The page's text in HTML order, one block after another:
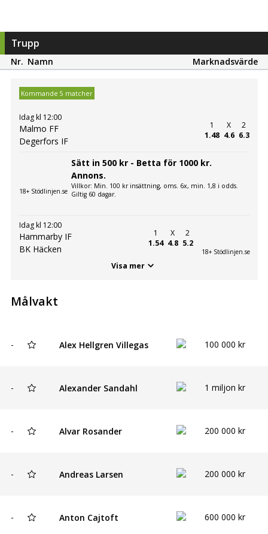
Trupp
Nr. Namn Marknadsvärde
Kommande 5 matcher
Idag kl 12:00
Malmo FF
Degerfors IF
1
1.48
X
4.6
2
6.3
18+ Stödlinjen.se
Sätt in 500 kr - Betta för 1000 kr.
Annons.
Villkor: Min. 100 kr insättning, oms. 6x, min. 1,8 i odds.
Giltig 60 dagar.
Idag kl 12:00
Hammarby IF
BK Häcken
1
1.54
X
4.8
2
5.2
18+ Stödlinjen.se
Visa mer
Målvakt
- Alex Hellgren Villegas 100 000 kr
- Alexander Sandahl 1 miljon kr
- Alvar Rosander 200 000 kr
- Andreas Larsen 200 000 kr
- Anton Cajtoft 600 000 kr